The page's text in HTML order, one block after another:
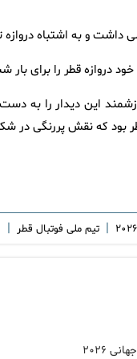
| تیم ملی فوتبال قطر |
۲۰۲۶